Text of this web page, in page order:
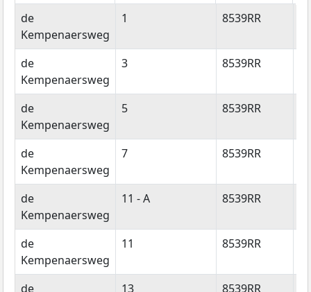
Straatnaam
Huisnummer Postcode
de
Kempenaersweg
1 8539RR
de
Kempenaersweg
3 8539RR
de
Kempenaersweg
5 8539RR
de
Kempenaersweg
7 8539RR
de
Kempenaersweg
11 - A 8539RR
de
Kempenaersweg
11 8539RR
de
13 8539RR